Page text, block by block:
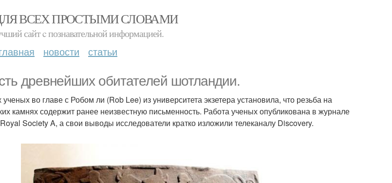
ВСЕХ ПРОСТЫМИ СЛОВАМИ
сайт c познавательной информацией.
новости статьи
древнейших обитателей шотландии.
ученых во главе с Робом ли (Rob Lee) из университета экзетера установила, что резьба на
камнях содержит ранее неизвестную письменность. Работа ученых опубликована в журнале
Society A, а свои выводы исследователи кратко изложили телеканалу Discovery.